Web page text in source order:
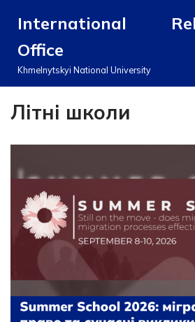
до
вмісту
International
Office
Khmelnytskyi National University
Літні школи